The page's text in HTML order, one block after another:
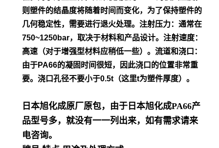
则塑件的结晶度将随着时间而变化，为了保持塑件的
几何稳定性，需要进行退火处理。 注射压力：通常在
750~1250bar，取决于材料和产品设计。 注射速度：
高速（对于增强型材料应稍低一些）。流道和浇口：
由于PA66的凝固时间很短，因此浇口的位置非常重
要。浇口孔径不要小于0.5t（这里t为塑件厚度）。
日本旭化成原厂原包，由于日本旭化成PA66产
品型号多，就没有一一列出来，如有需求请来
电咨询。